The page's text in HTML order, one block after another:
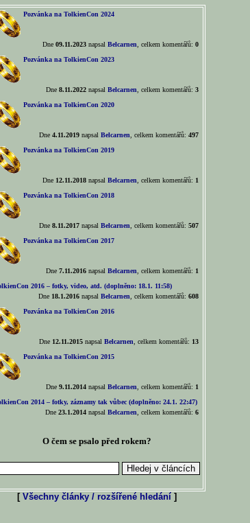
Pozvánka na TolkienCon 2024
Dne 09.11.2023napsal Belcarnen , celkem komentářů: 0
Pozvánka na TolkienCon 2023
Dne 8.11.2022napsal Belcarnen , celkem komentářů: 3
Pozvánka na TolkienCon 2020
Dne 4.11.2019napsal Belcarnen , celkem komentářů: 497
Pozvánka na TolkienCon 2019
Dne 12.11.2018napsal Belcarnen , celkem komentářů: 1
Pozvánka na TolkienCon 2018
Dne 8.11.2017napsal Belcarnen , celkem komentářů: 507
Pozvánka na TolkienCon 2017
Dne 7.11.2016napsal Belcarnen , celkem komentářů: 1
2016 – fotky, video, atd. (doplněno: 18.1. 11:58)
Dne 18.1.2016napsal Belcarnen , celkem komentářů: 608
Pozvánka na TolkienCon 2016
Dne 12.11.2015napsal Belcarnen , celkem komentářů: 13
Pozvánka na TolkienCon 2015
Dne 9.11.2014napsal Belcarnen , celkem komentářů: 1
2014 – fotky, záznamy tak vůbec (doplněno: 24.1. 22:47)
Dne 23.1.2014napsal Belcarnen , celkem komentářů: 6
O čem se psalo před rokem?
[ Všechny články / rozšířené hledání]